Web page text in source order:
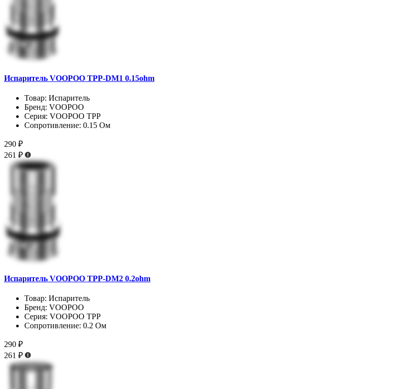
Испаритель VOOPOO TPP-DM1 0.15ohm
Товар: Испаритель
Бренд: VOOPOO
Серия: VOOPOO TPP
Сопротивление: 0.15 Ом
290 ₽
261 ₽
Испаритель VOOPOO TPP-DM2 0.2ohm
Товар: Испаритель
Бренд: VOOPOO
Серия: VOOPOO TPP
Сопротивление: 0.2 Ом
290 ₽
261 ₽